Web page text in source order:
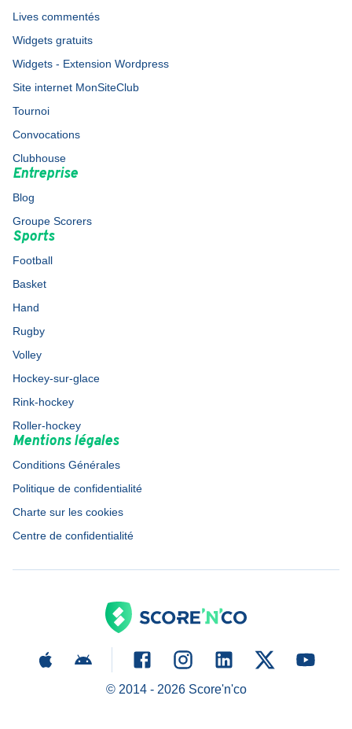
Lives commentés
Widgets gratuits
Widgets - Extension Wordpress
Site internet MonSiteClub
Tournoi
Convocations
Clubhouse
Entreprise
Blog
Groupe Scorers
Sports
Football
Basket
Hand
Rugby
Volley
Hockey-sur-glace
Rink-hockey
Roller-hockey
Mentions légales
Conditions Générales
Politique de confidentialité
Charte sur les cookies
Centre de confidentialité
© 2014 - 2026Score'n'co